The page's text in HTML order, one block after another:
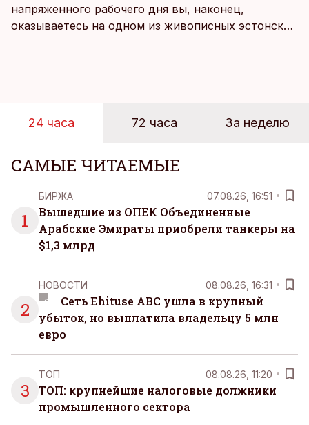
напряженного рабочего дня вы, наконец,
оказываетесь на одном из живописных эстонских
24 часа 72 часа За неделю
САМЫЕ ЧИТАЕМЫЕ
1
БИРЖА 07.08.26, 16:51
Вышедшие из ОПЕК Объединенные
Арабские Эмираты приобрели танкеры на
$1,3 млрд
2
НОВОСТИ 08.08.26, 16:31
Сеть Ehituse ABC ушла в крупный
убыток, но выплатила владельцу 5 млн
евро
3
ТОП 08.08.26, 11:20
ТОП: крупнейшие налоговые должники
промышленного сектора